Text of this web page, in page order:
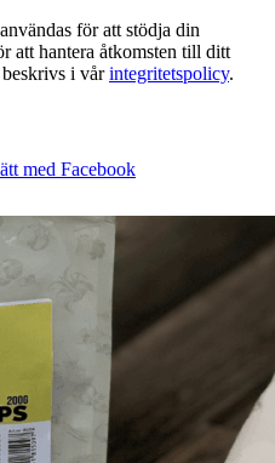
för att stödja din
att hantera åtkomsten till ditt
i vårintegritetspolicy.
med Facebook